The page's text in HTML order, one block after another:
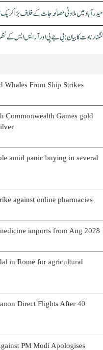
حیدرآباد میں ملاوٹی مصالحہ جات کے خلاف بڑا کریک ڈاؤن، 25 ٹن سے زائد مصالحے
کنگنا رناوت کا بیان: بی جے پی اور آر ایس ایس کے
Whales From Ship Strikes
Commonwealth Games gold
amid panic buying in several
against online pharmacies
imports from Aug 2028
in Rome for agricultural
Direct Flights After 40
PM Modi Apologises